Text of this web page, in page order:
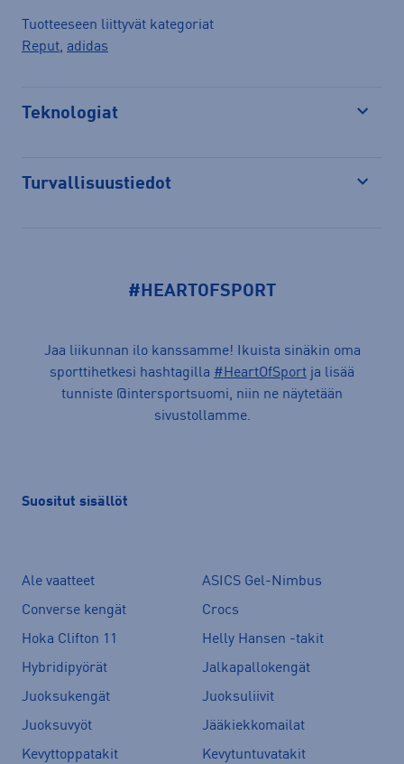
Tuotteeseen liittyvät kategoriat
Reput, adidas
Teknologiat
Turvallisuustiedot
#HEARTOFSPORT
Jaa liikunnan ilo kanssamme! Ikuista sinäkin oma
sporttihetkesi hashtagilla #HeartOfSport ja lisää
tunniste @intersportsuomi, niin ne näytetään
sivustollamme.
Suositut sisällöt
Ale vaatteet
ASICS Gel-Nimbus
Converse kengät
Crocs
Hoka Clifton 11
Helly Hansen -takit
Hybridipyörät
Jalkapallokengät
Juoksukengät
Juoksuliivit
Juoksuvyöt
Jääkiekkomailat
Kevyttoppatakit
Kevytuntuvatakit